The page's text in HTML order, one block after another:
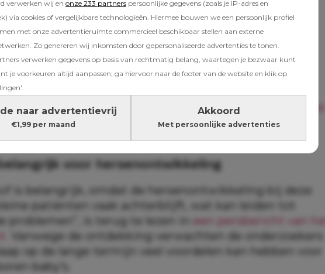
verwerken wij en onze 233 partners persoonlijke gegevens (zoals je IP-adres en
via cookies of vergelijkbare technologieën. Hiermee bouwen we een persoonlijk profiel
met onze advertentieruimte commercieel beschikbaar stellen aan externe
Zo genereren wij inkomsten door gepersonaliseerde advertenties te tonen.
verwerken gegevens op basis van rechtmatig belang, waartegen je bezwaar kunt
je voorkeuren altijd aanpassen; ga hiervoor naar de footer van de website en klik op
naar advertentievrij
€1,99 per maand
Akkoord
Met persoonlijke advertenties
Na de bevalling verliezen moeders vier keer zoveel
(en dit kun je eraan doen)
voor hersenontwikkeling
is belangrijk, omdat de hersenontwikkeling bij deze
patiënten vaak achterblijft, wat kan leiden tot
problemen”, is terug te lezen in
een persbericht van het
Vanwege de ontdekking verwachten de onderzoekers
op de lange termijn veel voordelen kan hebben voor
baby’s.